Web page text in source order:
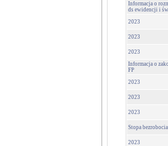
Informacja o
ds ewidencji i
2023
2023
2023
Informacja o
FP
2023
2023
2023
Stopa bezrobocia
2023